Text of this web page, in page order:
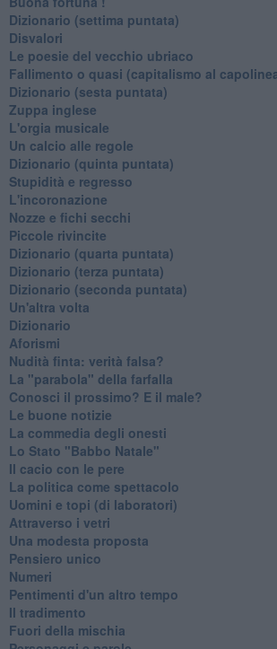
​Dizionario (settima puntata)
Disvalori
Le poesie del vecchio ubriaco
Fallimento o quasi (capitalismo al
Dizionario (sesta puntata)
Zuppa inglese
L'orgia musicale
Un calcio alle regole
Dizionario (quinta puntata)
Stupidità e regresso
L'incoronazione
Nozze e fichi secchi
Piccole rivincite
​Dizionario (quarta puntata)
​Dizionario (terza puntata)
​Dizionario (seconda puntata)
Un'altra volta
Dizionario
Aforismi
Nudità finta: verità falsa?
La "parabola" della farfalla
Conosci il prossimo? E il male?
Le buone notizie
La commedia degli onesti
Lo Stato "Babbo Natale"
Il cacio con le pere
La politica come spettacolo
Uomini e topi (di laboratori)
Attraverso i vetri
Una modesta proposta
Pensiero unico
Numeri
Pentimenti d'un altro tempo
Il tradimento
Fuori della mischia